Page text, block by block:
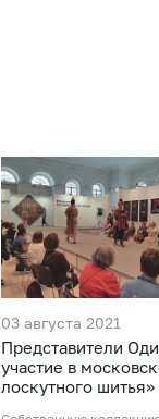
03 августа 2021
Представители
участие в
лоскутного шитья»